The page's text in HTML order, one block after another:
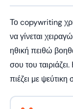
Το copywriting
να γίνεται
ηθική πειθώ
σου του
πιέζει με ψεύτικη